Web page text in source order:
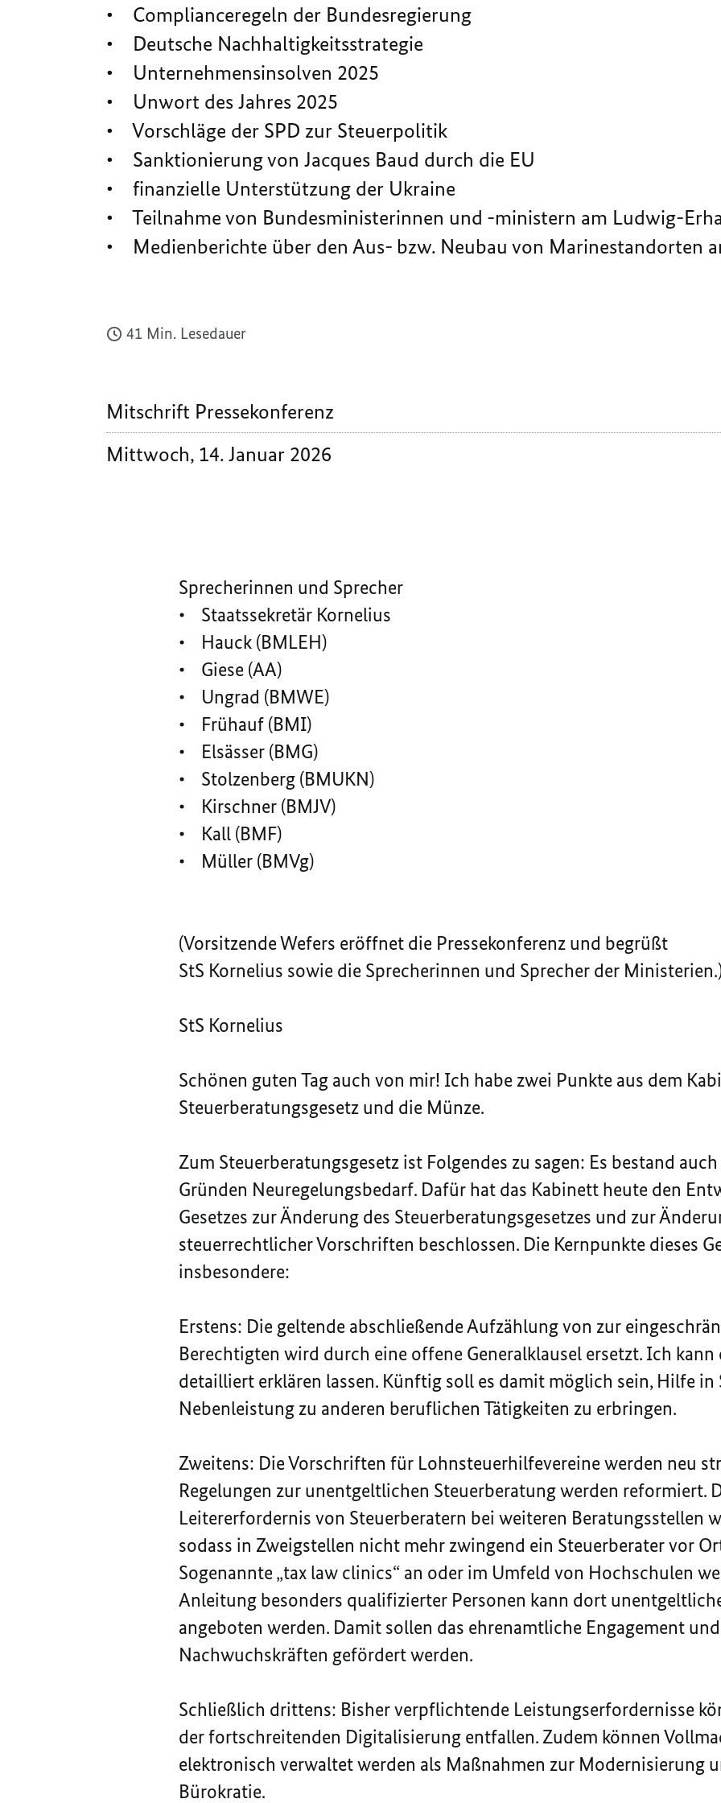
• Complianceregeln der Bundesregierung
• Deutsche Nachhaltigkeitsstrategie
• Unternehmensinsolven 2025
• Unwort des Jahres 2025
• Vorschläge der SPD zur Steuerpolitik
• Sanktionierung von Jacques Baud durch die EU
• finanzielle Unterstützung der Ukraine
• Teilnahme von Bundesministerinnen und -ministern am Ludwig-
• Medienberichte über den Aus- bzw. Neubau von Marinestandorten
41 Min. Lesedauer
Mitschrift Pressekonferenz
Mittwoch, 14. Januar 2026
Sprecherinnen und Sprecher
• Staatssekretär Kornelius
• Hauck (BMLEH)
• Giese (AA)
• Ungrad (BMWE)
• Frühauf (BMI)
• Elsässer (BMG)
• Stolzenberg (BMUKN)
• Kirschner (BMJV)
• Kall (BMF)
• Müller (BMVg)
(Vorsitzende Wefers eröffnet die Pressekonferenz und begrüßt
StS Kornelius sowie die Sprecherinnen und Sprecher der
StS Kornelius
Schönen guten Tag auch von mir! Ich habe zwei Punkte aus dem
Steuerberatungsgesetz und die Münze.
Zum Steuerberatungsgesetz ist Folgendes zu sagen: Es bestand
Gründen Neuregelungsbedarf. Dafür hat das Kabinett heute den
Gesetzes zur Änderung des Steuerberatungsgesetzes und zur
steuerrechtlicher Vorschriften beschlossen. Die Kernpunkte dieses
insbesondere:
Erstens: Die geltende abschließende Aufzählung von zur
Berechtigten wird durch eine offene Generalklausel ersetzt. Ich kann
detailliert erklären lassen. Künftig soll es damit möglich sein, Hilfe in
Nebenleistung zu anderen beruflichen Tätigkeiten zu erbringen.
Zweitens: Die Vorschriften für Lohnsteuerhilfevereine werden neu
Regelungen zur unentgeltlichen Steuerberatung werden reformiert.
Leitererfordernis von Steuerberatern bei weiteren Beratungsstellen
sodass in Zweigstellen nicht mehr zwingend ein Steuerberater vor
Sogenannte „tax law clinics“ an oder im Umfeld von Hochschulen
Anleitung besonders qualifizierter Personen kann dort
angeboten werden. Damit sollen das ehrenamtliche Engagement
Nachwuchskräften gefördert werden.
Schließlich drittens: Bisher verpflichtende Leistungserfordernisse
der fortschreitenden Digitalisierung entfallen. Zudem können
elektronisch verwaltet werden als Maßnahmen zur Modernisierung
Bürokratie.